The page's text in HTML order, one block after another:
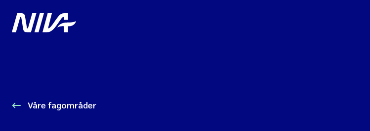
Våre fagområder